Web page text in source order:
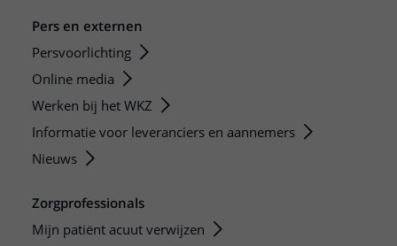
Pers en externen
Persvoorlichting
Online media
Werken bij het WKZ
Informatie voor leveranciers en aannemers
Nieuws
Zorgprofessionals
Mijn patiënt acuut verwijzen